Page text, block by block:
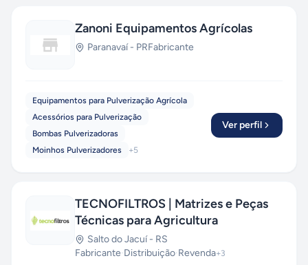
Zanoni Equipamentos Agrícolas
Paranavaí- PRFabricante
Equipamentos para Pulverização Agrícola
Acessórios para Pulverização
Bombas Pulverizadoras
Moinhos Pulverizadores
+5
Ver perfil
TECNOFILTROS | Matrizes e Peças
Técnicas para Agricultura
Salto do Jacuí- RS
Fabricante·Distribuição·Revenda+3